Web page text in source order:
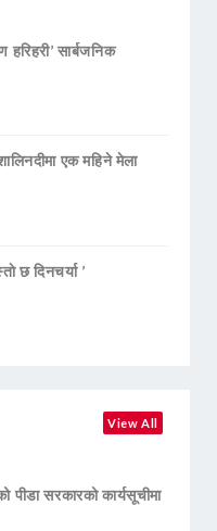
सार्बजनिक
एक महिने मेला
छ दिनचर्या ’
View All
पीडा सरकारको कार्यसूचीमा